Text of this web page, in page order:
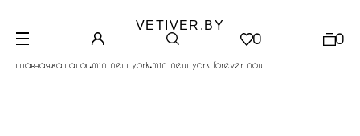
VETIVER.BY
0 0
главная.каталог.min new york.min new york forever now